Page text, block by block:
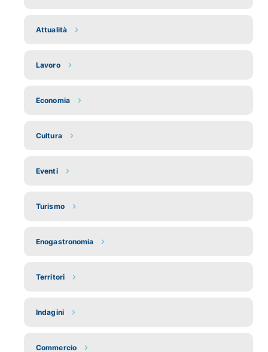
Attualità
Lavoro
Economia
Cultura
Eventi
Turismo
Enogastronomia
Territori
Indagini
Commercio